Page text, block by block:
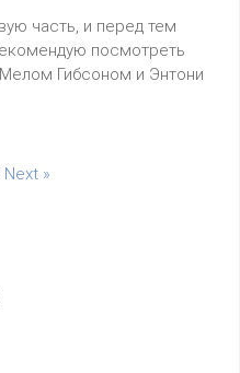
часть, и перед тем
посмотреть
Гибсоном и Энтони
Next »